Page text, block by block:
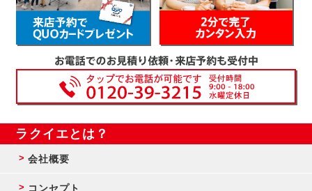
ラクイエとは？
会社概要
コンセプト